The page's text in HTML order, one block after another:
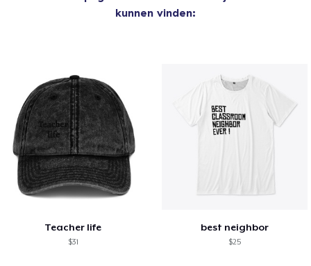
kunnen vinden:
Teacher life
$31
best neighbor
$25